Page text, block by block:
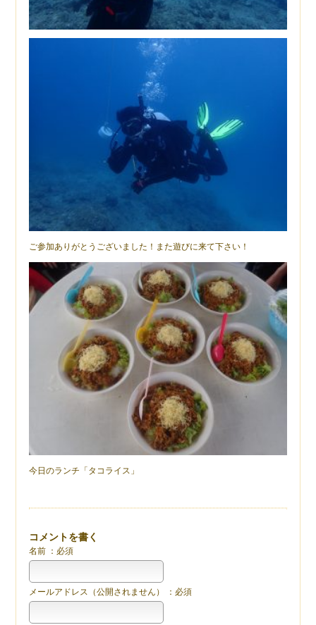
ご参加ありがとうございました！また遊びに来て下さい！
今日のランチ「タコライス」
コメントを書く
名前 ：必須
メールアドレス（公開されません） ：必須